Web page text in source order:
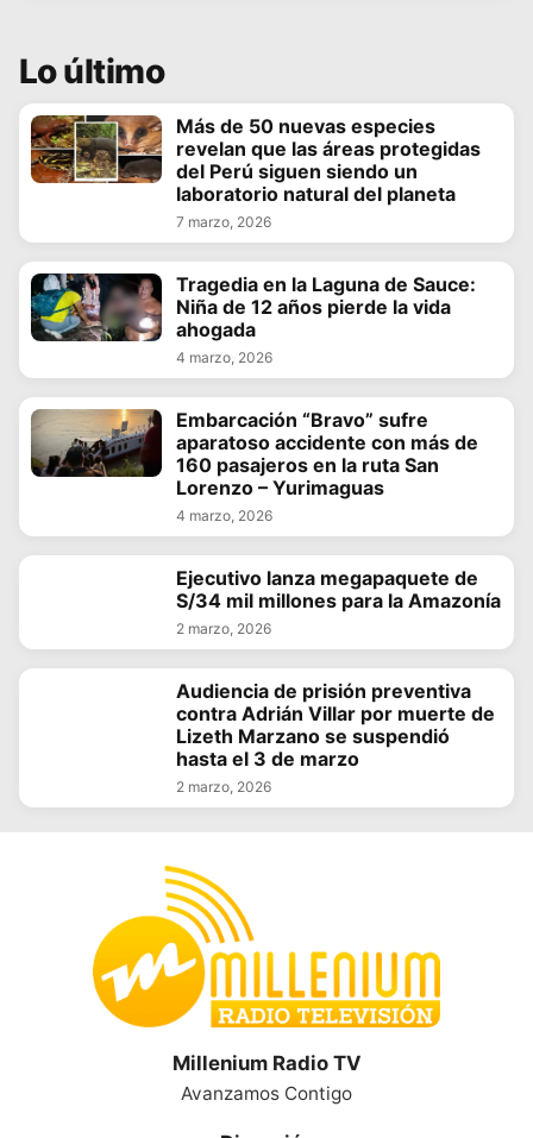
Lo último
Más de 50 nuevas especies
revelan que las áreas protegidas
del Perú siguen siendo un
laboratorio natural del planeta
7 marzo, 2026
Tragedia en la Laguna de Sauce:
Niña de 12 años pierde la vida
ahogada
4 marzo, 2026
Embarcación “Bravo” sufre
aparatoso accidente con más de
160 pasajeros en la ruta San
Lorenzo – Yurimaguas
4 marzo, 2026
Ejecutivo lanza megapaquete de
S/34 mil millones para la Amazonía
2 marzo, 2026
Audiencia de prisión preventiva
contra Adrián Villar por muerte de
Lizeth Marzano se suspendió
hasta el 3 de marzo
2 marzo, 2026
Millenium Radio TV
Avanzamos Contigo